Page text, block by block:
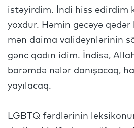
istəyirdim. İndi hiss edirdim
yoxdur. Həmin gecəyə qədər
mən daima valideynlərinin
gənc qadın idim. İndisə,
barəmdə nələr danışacaq,
yayılacaq.
LGBTQ fərdlərinin